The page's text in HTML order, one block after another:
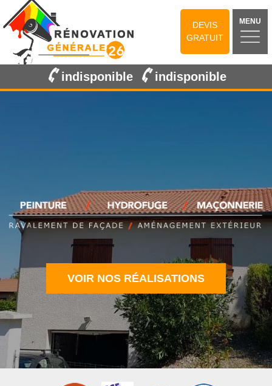
DEVIS
GRATUIT
MENU
indisponible indisponible
VOIR NOS RÉALISATIONS